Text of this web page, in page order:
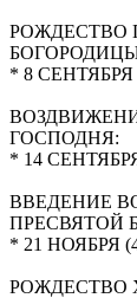
РОЖДЕСТВО
* 8 СЕНТЯБРЯ
ГОСПОДНЯ:
* 14 СЕНТЯБРЯ
ВВЕДЕНИЕ
ПРЕСВЯТОЙ
* 21 НОЯБРЯ (4
РОЖДЕСТВО